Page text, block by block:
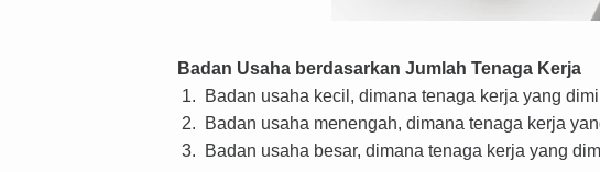
Badan Usaha berdasarkan Jumlah Tenaga Kerja
1.
Badan usaha kecil, dimana tenaga kerja yang
2.
Badan usaha menengah, dimana tenaga kerja
3.
Badan usaha besar, dimana tenaga kerja yang